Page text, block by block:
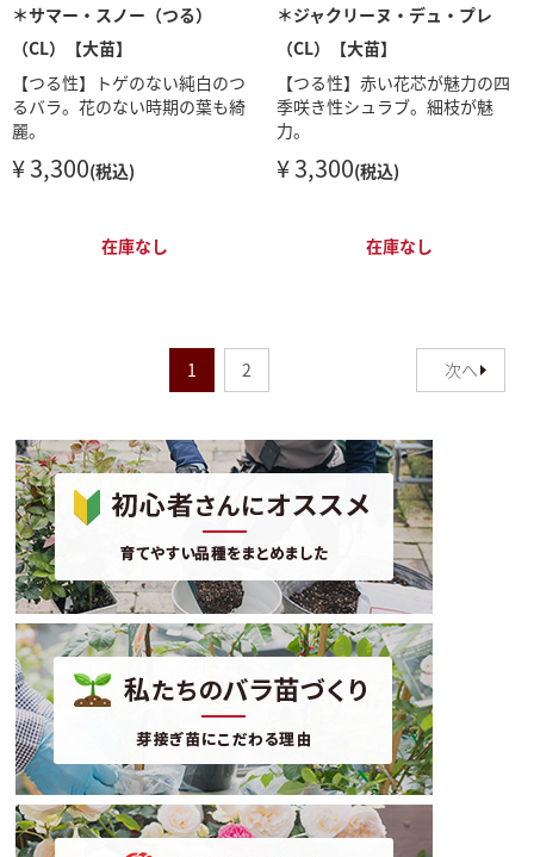
＊サマー・スノー（つる）
（CL）【大苗】
【つる性】トゲのない純白のつ
るバラ。花のない時期の葉も綺
麗。
¥ 3,300(税込)
在庫なし
＊ジャクリーヌ・デュ・プレ
（CL）【大苗】
【つる性】赤い花芯が魅力の四
季咲き性シュラブ。細枝が魅
力。
¥ 3,300(税込)
在庫なし
1 2 次へ